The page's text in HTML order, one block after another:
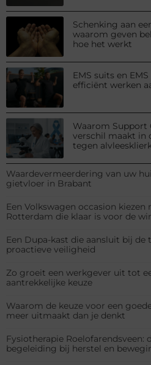
Schenking aan
waarom geven
hoe het werkt
EMS suits en
efficiënt werken
Waarom Support
verschil maakt in
tegen
Waardevermeerdering van uw
gietvloer in Brabant
Een Volkswagen occasion kiezen
Rotterdam die klaar is voor de
Een Dupa-kast die aansluit bij de
proactieve veiligheid
Zo groeit een werkgever uit tot
aantrekkelijke keuze
Waarom de keuze voor een
meer uitmaakt dan je denkt
Fysiotherapie Roelofarendsveen:
begeleiding bij herstel en